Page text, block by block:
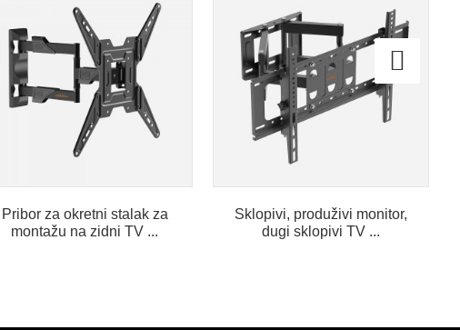
Pribor za okretni stalak za
montažu na zidni TV ...
Sklopivi, produživi monitor,
dugi sklopivi TV ...